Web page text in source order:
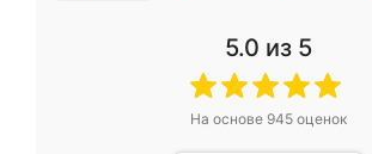
5.0 из 5
На основе 945оценок